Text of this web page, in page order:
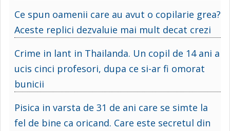
Ce spun oamenii care au avut o copilarie grea?
Aceste replici dezvaluie mai mult decat crezi
Crime in lant in Thailanda. Un copil de 14 ani a
ucis cinci profesori, dupa ce si-ar fi omorat
bunicii
Pisica in varsta de 31 de ani care se simte la
fel de bine ca oricand. Care este secretul din